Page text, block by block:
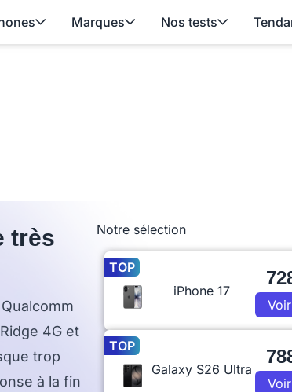
Marques Nos tests
très
4G et
trop
à la fin
Notre sélection
TOP
iPhone 17
TOP
Galaxy S26 Ultra